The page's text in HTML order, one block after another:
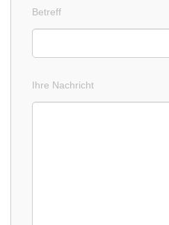
Betreff
Ihre Nachricht